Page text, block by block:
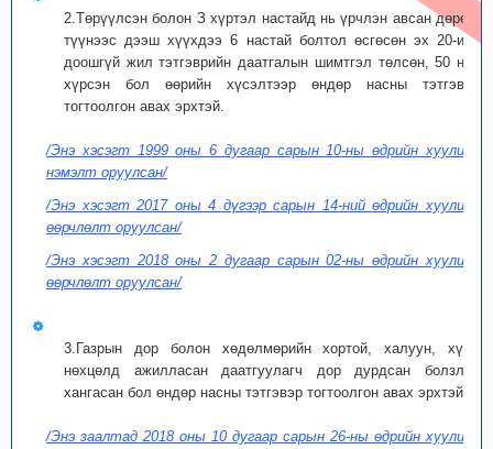
2.Төрүүлсэн болон З хүртэл настайд нь үрчлэн авсан дөрөв,
түүнээс дээш хүүхдээ 6 настай болтол өсгөсөн эх 20-иос
доошгүй жил тэтгэврийн даатгалын шимтгэл төлсөн, 50 нас
хүрсэн бол өөрийн хүсэлтээр өндөр насны тэтгэвэр
тогтоолгон авах эрхтэй.
/Энэ хэсэгт 1999 оны 6 дугаар сарын 10-ны өдрийн хуулиар
нэмэлт оруулсан/
/Энэ хэсэгт 2017 оны 4 дүгээр сарын 14-ний өдрийн хуулиар
өөрчлөлт оруулсан/
/Энэ хэсэгт 2018 оны 2 дугаар сарын 02-ны өдрийн хуулиар
өөрчлөлт оруулсан/
3.Газрын дор болон хөдөлмөрийн хортой, халуун, хүнд
нөхцөлд ажилласан даатгуулагч дор дурдсан болзлыг
хангасан бол өндөр насны тэтгэвэр тогтоолгон авах эрхтэй:
/Энэ заалтад 2018 оны 10 дугаар сарын 26-ны өдрийн хуулиар